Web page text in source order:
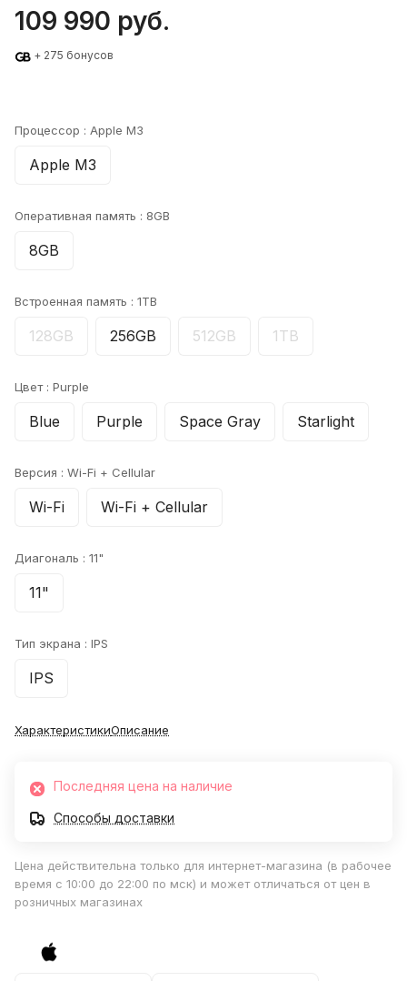
109 990 руб.
+ 275 бонусов
Процессор : Apple M3
Apple M3
Оперативная память : 8GB
8GB
Встроенная память : 1TB
128GB 256GB 512GB 1TB
Цвет : Purple
Blue Purple Space Gray Starlight
Версия : Wi-Fi + Cellular
Wi-Fi Wi-Fi + Cellular
Диагональ : 11"
11"
Тип экрана : IPS
IPS
ХарактеристикиОписание
Последняя цена на наличие
Способы доставки
Цена действительна только для интернет-магазина (в рабочее
время с 10:00 до 22:00 по мск) и может отличаться от цен в
розничных магазинах